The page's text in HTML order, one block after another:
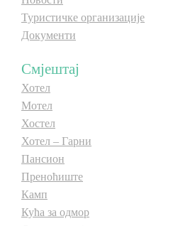
Туристичке организације
Документи
Смјештај
Хотел
Мотел
Хостел
Хотел – Гарни
Пансион
Преноћиште
Камп
Кућа за одмор